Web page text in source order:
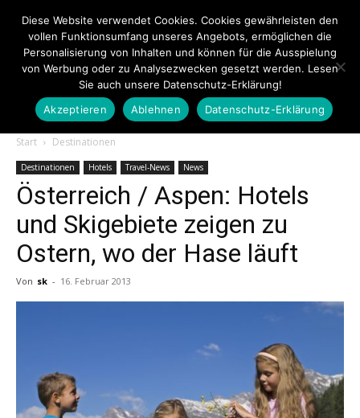
Touristiknews.de
|
Touristiknews
Reiseempfehlungen.
Start Destinationen
Destinationen Hotels Travel-News News
Österreich / Aspen: Hotels
und Skigebiete zeigen zu
Ostern, wo der Hase läuft
Von sk - 16. Februar 2013
Diese Website verwendet Cookies. Cookies gewährleisten den
vollen Funktionsumfang unseres Angebots, ermöglichen die
Personalisierung von Inhalten und können für die Ausspielung
von Werbung oder zu Analysezwecken gesetzt werden. Lesen
Sie auch unsere Datenschutz-Erklärung!
Akzeptieren
Ablehnen Datenschutz-Erklärung